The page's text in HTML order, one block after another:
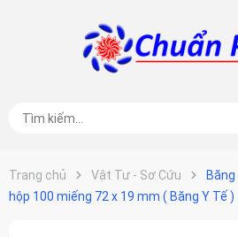
Trang chủ Vật Tư - Sơ Cứu
hộp 100 miếng 72 x 19 mm ( Băng Y Tế )